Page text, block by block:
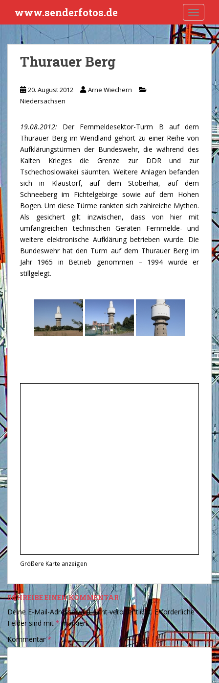
i
t
www.senderfotos.de
Thurauer Berg
20. August 2012
Arne Wiechern
Niedersachsen
19.08.2012: Der Fernmeldesektor-Turm B auf dem
Thurauer Berg im Wendland gehört zu einer Reihe von
Aufklärungstürmen der Bundeswehr, die während des
Kalten Krieges die Grenze zur DDR und zur
Tschechoslowakei säumten. Weitere Anlagen befanden
sich in Klaustorf, auf dem Stöberhai, auf dem
Schneeberg im Fichtelgebirge sowie auf dem Hohen
Bogen. Um diese Türme rankten sich zahlreiche Mythen.
Als gesichert gilt inzwischen, dass von hier mit
umfangreichen technischen Geräten Fernmelde- und
weitere elektronische Aufklärung betrieben wurde. Die
Bundeswehr hat den Turm auf dem Thurauer Berg im
Jahr 1965 in Betrieb genommen – 1994 wurde er
stillgelegt.
Größere Karte anzeigen
SCHREIBE EINEN KOMMENTAR
Deine E-Mail-Adresse wird nicht veröffentlicht. Erforderliche
Felder sind mit *markiert
Kommentar*